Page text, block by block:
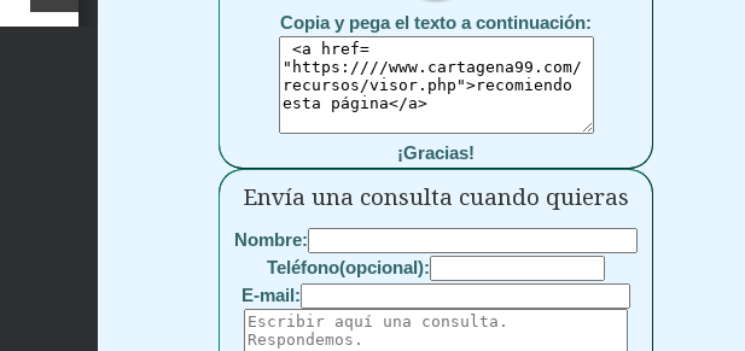
Copia y pega el texto a continuación:
¡Gracias!
Envía una consulta cuando quieras
Nombre:
Teléfono(opcional):
E-mail: